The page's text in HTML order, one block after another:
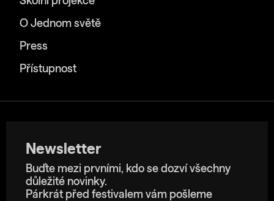
O Jednom světě
Press
Přístupnost
Newsletter
Buďte mezi prvními, kdo se dozví všechny
důležité novinky.
Párkrát před festivalem vám pošleme